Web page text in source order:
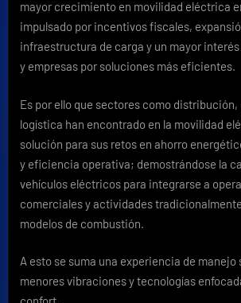
mayor crecimiento en movilidad eléctrica
impulsado por incentivos fiscales,
infraestructura de carga y un mayor
y empresas por soluciones más eficientes.
Es por ello que sectores como
logística han encontrado en la movilidad
solución para sus retos en ahorro
y eficiencia operativa; demostrándose la
vehículos eléctricos para integrarse a
comerciales y actividades
modelos de combustión.
A esto se suma una experiencia de manejo
menores vibraciones y tecnologías